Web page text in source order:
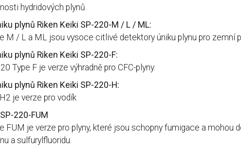
hydridových plynů.
plynů Riken Keiki SP-220-M / L / ML:
M / L a ML jsou vysoce citlivé detektory úniku plynu pro zemní
plynů Riken Keiki SP-220-F:
Type F je verze výhradně pro CFC-plyny.
plynů Riken Keiki SP-220-H:
je verze pro vodík
220-FUM
FUM je verze pro plyny, které jsou schopny fumigace a mohou
a sulfurylfluoridu.